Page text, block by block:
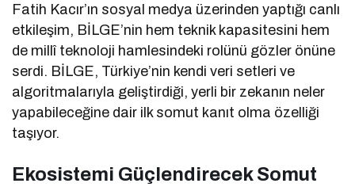
Fatih Kacır’ın sosyal medya üzerinden yaptığı canlı
etkileşim, BİLGE’nin hem teknik kapasitesini hem
de millî teknoloji hamlesindeki rolünü gözler önüne
serdi. BİLGE, Türkiye’nin kendi veri setleri ve
algoritmalarıyla geliştirdiği, yerli bir zekanın neler
yapabileceğine dair ilk somut kanıt olma özelliği
taşıyor.
Ekosistemi Güçlendirecek Somut